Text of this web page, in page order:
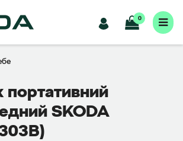
0
портативний
SKODA